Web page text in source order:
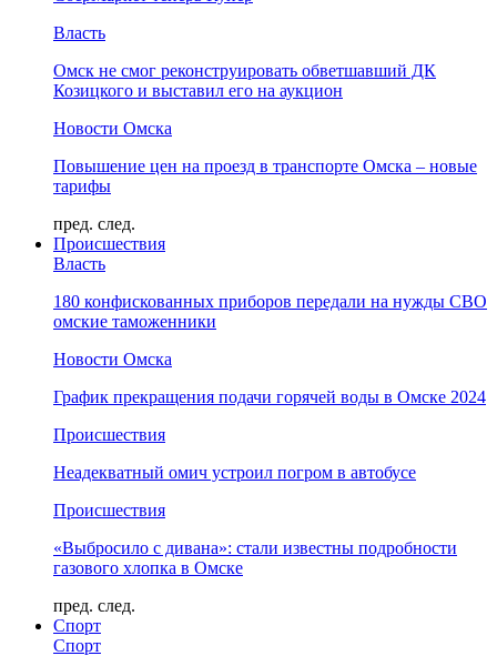
Власть
Омск не смог реконструировать обветшавший ДК
Козицкого и выставил его на аукцион
Новости Омска
Повышение цен на проезд в транспорте Омска – новые
тарифы
пред. след.
Происшествия
Власть
180 конфискованных приборов передали на нужды СВО
омские таможенники
Новости Омска
График прекращения подачи горячей воды в Омске 2024
Происшествия
Неадекватный омич устроил погром в автобусе
Происшествия
«Выбросило с дивана»: стали известны подробности
газового хлопка в Омске
пред. след.
Спорт
Спорт